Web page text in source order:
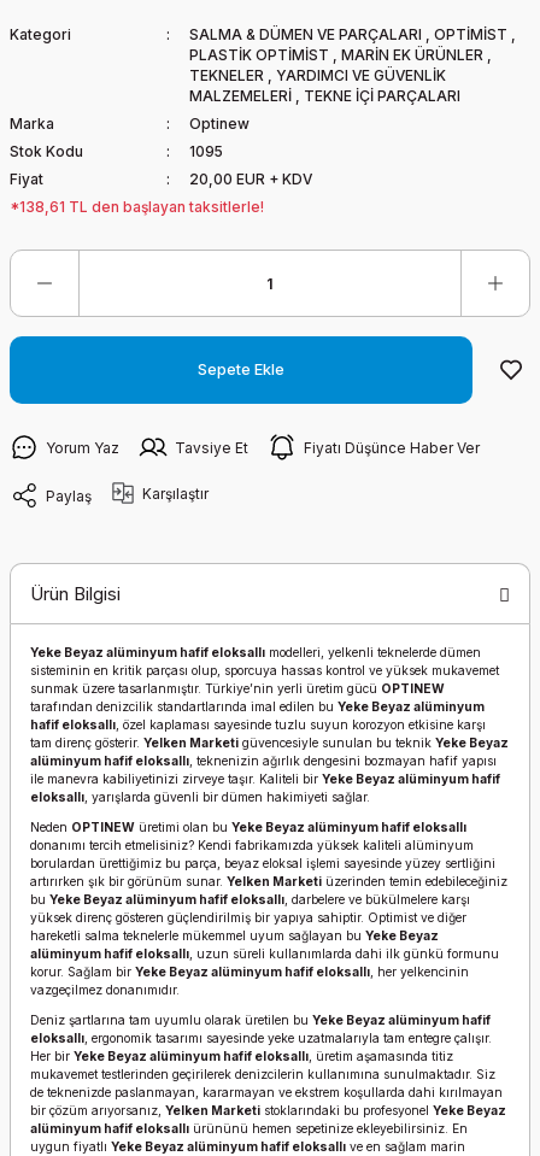
Kategori SALMA & DÜMEN VE PARÇALARI , OPTİMİST ,
PLASTİK OPTİMİST , MARİN EK ÜRÜNLER ,
TEKNELER , YARDIMCI VE GÜVENLİK
MALZEMELERİ , TEKNE İÇİ PARÇALARI
Marka
Optinew
Stok Kodu
1095
Fiyat
20,00 EUR + KDV
*138,61 TL den başlayan taksitlerle!
Sepete Ekle
Yorum Yaz Tavsiye Et Fiyatı Düşünce Haber Ver
Paylaş Karşılaştır
Ürün Bilgisi
Yeke Beyaz alüminyum hafif eloksallı modelleri, yelkenli teknelerde dümen
sisteminin en kritik parçası olup, sporcuya hassas kontrol ve yüksek mukavemet
sunmak üzere tasarlanmıştır. Türkiye’nin yerli üretim gücü OPTINEW
tarafından denizcilik standartlarında imal edilen bu Yeke Beyaz alüminyum
hafif eloksallı , özel kaplaması sayesinde tuzlu suyun korozyon etkisine karşı
tam direnç gösterir. Yelken Marketi güvencesiyle sunulan bu teknik Yeke Beyaz
alüminyum hafif eloksallı , teknenizin ağırlık dengesini bozmayan hafif yapısı
ile manevra kabiliyetinizi zirveye taşır. Kaliteli bir Yeke Beyaz alüminyum hafif
eloksallı , yarışlarda güvenli bir dümen hakimiyeti sağlar.
Neden OPTINEW üretimi olan bu Yeke Beyaz alüminyum hafif eloksallı
donanımı tercih etmelisiniz? Kendi fabrikamızda yüksek kaliteli alüminyum
borulardan ürettiğimiz bu parça, beyaz eloksal işlemi sayesinde yüzey sertliğini
artırırken şık bir görünüm sunar. Yelken Marketi üzerinden temin edebileceğiniz
bu Yeke Beyaz alüminyum hafif eloksallı , darbelere ve bükülmelere karşı
yüksek direnç gösteren güçlendirilmiş bir yapıya sahiptir. Optimist ve diğer
hareketli salma teknelerle mükemmel uyum sağlayan bu Yeke Beyaz
alüminyum hafif eloksallı , uzun süreli kullanımlarda dahi ilk günkü formunu
korur. Sağlam bir Yeke Beyaz alüminyum hafif eloksallı , her yelkencinin
vazgeçilmez donanımıdır.
Deniz şartlarına tam uyumlu olarak üretilen bu Yeke Beyaz alüminyum hafif
eloksallı , ergonomik tasarımı sayesinde yeke uzatmalarıyla tam entegre çalışır.
Her bir Yeke Beyaz alüminyum hafif eloksallı , üretim aşamasında titiz
mukavemet testlerinden geçirilerek denizcilerin kullanımına sunulmaktadır. Siz
de teknenizde paslanmayan, kararmayan ve ekstrem koşullarda dahi kırılmayan
bir çözüm arıyorsanız, Yelken Marketi stoklarındaki bu profesyonel Yeke Beyaz
alüminyum hafif eloksallı ürününü hemen sepetinize ekleyebilirsiniz. En
uygun fiyatlı Yeke Beyaz alüminyum hafif eloksallı ve en sağlam marin